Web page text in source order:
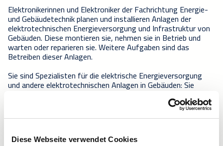
Diese Webseite verwendet Cookies
Elektronikerinnen und Elektroniker der Fachrichtung Energie-
und Gebäudetechnik planen und installieren Anlagen der
elektrotechnischen Energieversorgung und Infrastruktur von
Gebäuden. Diese montieren sie, nehmen sie in Betrieb und
warten oder reparieren sie. Weitere Aufgaben sind das
Betreiben dieser Anlagen.
Sie sind Spezialisten für die elektrische Energieversorgung
und andere elektrotechnischen Anlagen in Gebäuden: Sie
montieren Gebäudeleiteinrichtungen und Datennetze oder
Steuerungs- und Regelungseinrichtungen für Heizungs-,
Hierfür erstellen sie Steuerungsprogramme, definieren
Systeme. Sie installieren Empfangs- und